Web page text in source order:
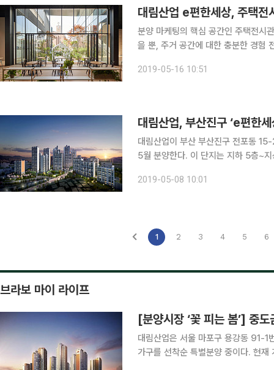
대림산업 e편한세상, 주택
분양 마케팅의 핵심 공간인 주택전시
을 뿐, 주거 공간에 대한 충분한 경험
2019-05-16 10:51
대림산업, 부산진구 ‘e편한
대림산업이 부산 부산진구 전포동
5월 분양한다. 이 단지는 지하 5층~지상 35층, 17개 동, 전용면적 59~107㎡로 구성되며 1단지
지 △59㎡ 316가구 △74㎡ 7
2019-05-08 10:01
1 2 3 4 5 6
브라보 마이 라이프
[분양시장 ‘꽃 피는 봄’] 중
대림산업은 서울 마포구 용강동 91-1
가구를 선착순 특별분양 중이다. 현재 계약 시 기존과 다르게 중도금 무이자 지원과 발코니 무상 확